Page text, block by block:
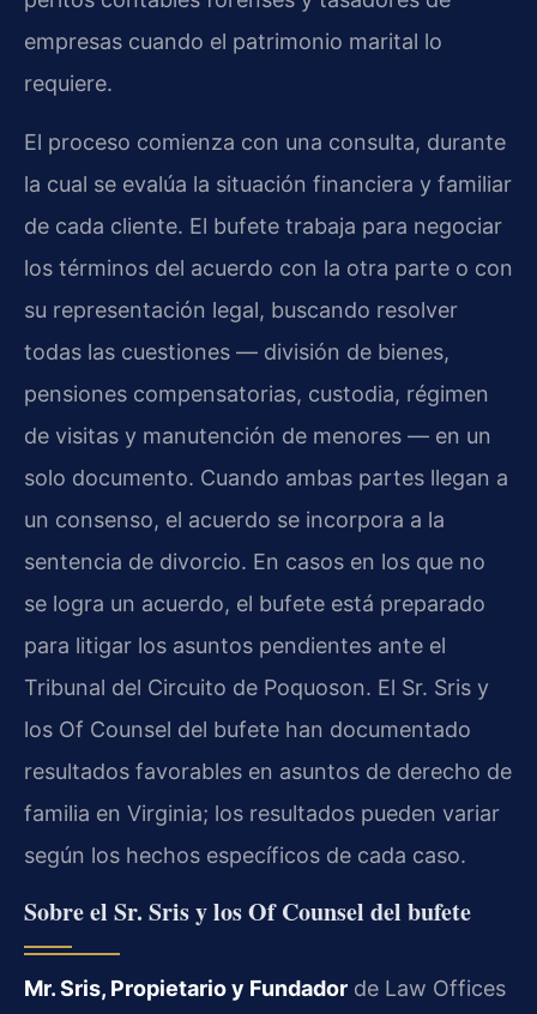
empresas cuando el patrimonio marital lo
requiere.
El proceso comienza con una consulta, durante
la cual se evalúa la situación financiera y familiar
de cada cliente. El bufete trabaja para negociar
los términos del acuerdo con la otra parte o con
su representación legal, buscando resolver
todas las cuestiones — división de bienes,
pensiones compensatorias, custodia, régimen
de visitas y manutención de menores — en un
solo documento. Cuando ambas partes llegan a
un consenso, el acuerdo se incorpora a la
sentencia de divorcio. En casos en los que no
se logra un acuerdo, el bufete está preparado
para litigar los asuntos pendientes ante el
Tribunal del Circuito de Poquoson. El Sr. Sris y
los Of Counsel del bufete han documentado
resultados favorables en asuntos de derecho de
familia en Virginia; los resultados pueden variar
según los hechos específicos de cada caso.
Sobre el Sr. Sris y los Of Counsel del bufete
Mr. Sris, Propietario y Fundador de Law Offices